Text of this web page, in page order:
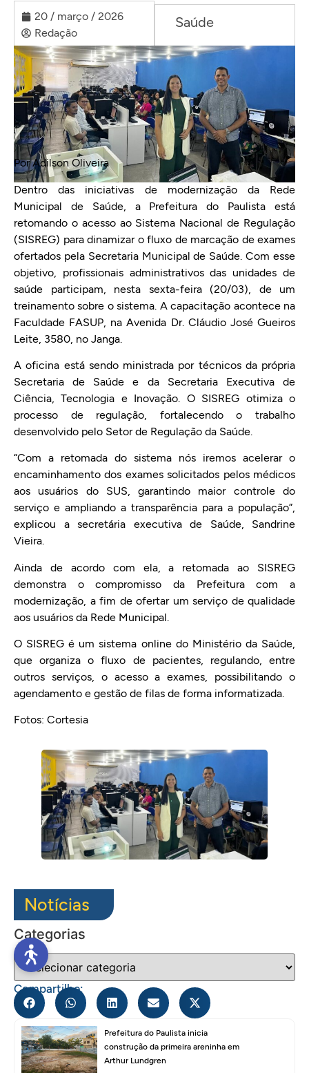
20 / março / 2026
Redação
Saúde
Por Adilson Oliveira
Dentro das iniciativas de modernização da Rede
Municipal de Saúde, a Prefeitura do Paulista está
retomando o acesso ao Sistema Nacional de Regulação
(SISREG) para dinamizar o fluxo de marcação de exames
ofertados pela Secretaria Municipal de Saúde. Com esse
objetivo, profissionais administrativos das unidades de
saúde participam, nesta sexta-feira (20/03), de um
treinamento sobre o sistema. A capacitação acontece na
Faculdade FASUP, na Avenida Dr. Cláudio José Gueiros
Leite, 3580, no Janga.
A oficina está sendo ministrada por técnicos da própria
Secretaria de Saúde e da Secretaria Executiva de
Ciência, Tecnologia e Inovação. O SISREG otimiza o
processo de regulação, fortalecendo o trabalho
desenvolvido pelo Setor de Regulação da Saúde.
“Com a retomada do sistema nós iremos acelerar o
encaminhamento dos exames solicitados pelos médicos
aos usuários do SUS, garantindo maior controle do
serviço e ampliando a transparência para a população”,
explicou a secretária executiva de Saúde, Sandrine
Vieira.
Ainda de acordo com ela, a retomada ao SISREG
demonstra o compromisso da Prefeitura com a
modernização, a fim de ofertar um serviço de qualidade
aos usuários da Rede Municipal.
O SISREG é um sistema online do Ministério da Saúde,
que organiza o fluxo de pacientes, regulando, entre
outros serviços, o acesso a exames, possibilitando o
agendamento e gestão de filas de forma informatizada.
Fotos: Cortesia
Notícias
Categorias
Compartilhe:
Prefeitura do Paulista inicia
construção da primeira areninha em
Arthur Lundgren